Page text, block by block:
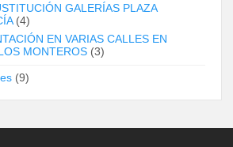
GALERÍAS PLAZA
(4)
EN VARIAS CALLES EN
MONTEROS (3)
(9)